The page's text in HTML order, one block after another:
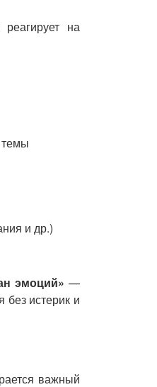
на
темы
и др.)
эмоций» —
без истерик и
важный